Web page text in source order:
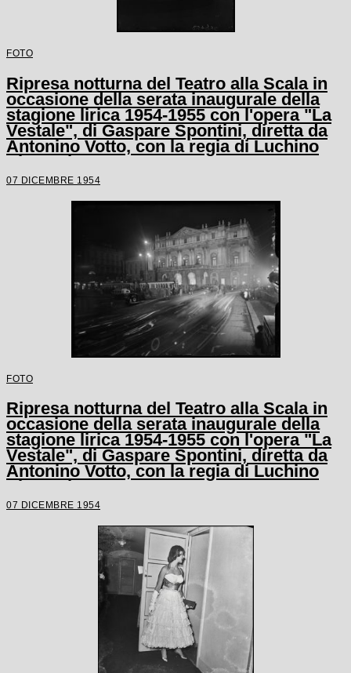
FOTO
Ripresa notturna del Teatro alla Scala in
occasione della serata inaugurale della
stagione lirica 1954-1955 con l'opera "La
Vestale", di Gaspare Spontini, diretta da
Antonino Votto, con la regia di Luchino
Visconti
07 DICEMBRE 1954
FOTO
Ripresa notturna del Teatro alla Scala in
occasione della serata inaugurale della
stagione lirica 1954-1955 con l'opera "La
Vestale", di Gaspare Spontini, diretta da
Antonino Votto, con la regia di Luchino
Visconti
07 DICEMBRE 1954